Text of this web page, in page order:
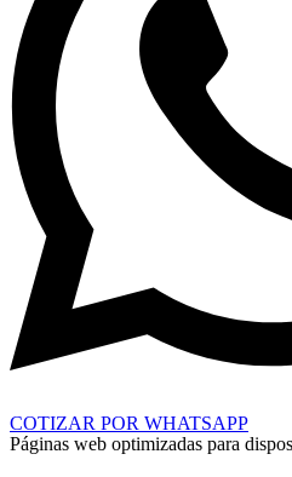
COTIZAR POR WHATSAPP
Páginas web optimizadas para